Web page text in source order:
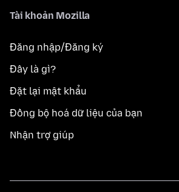
Tài khoản Mozilla
Đăng nhập/Đăng ký
Đây là gì?
Đặt lại mật khẩu
Đồng bộ hoá dữ liệu của bạn
Nhận trợ giúp